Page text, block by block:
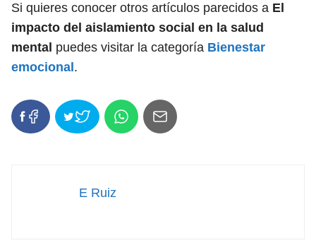
Si quieres conocer otros artículos parecidos a El
impacto del aislamiento social en la salud
mental puedes visitar la categoría Bienestar
emocional .
E Ruiz